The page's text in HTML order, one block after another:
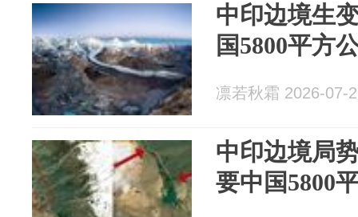
中印边境生
国5800平方
凛若秋霜 2026-07-
中印边境局
要中国5800